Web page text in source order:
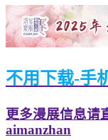
不用下载-手
更多漫展信息请
aimanzhan